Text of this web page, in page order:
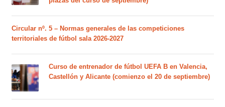
Circular nº. 5 – Normas generales de las competiciones
territoriales de fútbol sala 2026-2027
Curso de entrenador de fútbol UEFA B en Valencia,
Castellón y Alicante (comienzo el 20 de septiembre)